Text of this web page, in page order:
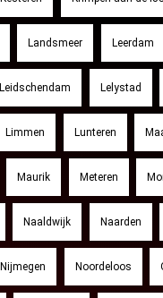
Landsmeer Leerdam
Leidschendam Lelystad
Limmen Lunteren
Maurik Meteren
Naaldwijk Naarden
Nijmegen Noordeloos